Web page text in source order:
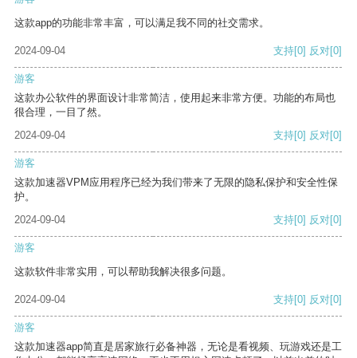
这款app的功能非常丰富，可以满足我不同的社交需求。
2024-09-04 支持[0] 反对[0]
游客
这款办公软件的界面设计非常简洁，使用起来非常方便。功能的布局也
很合理，一目了然。
2024-09-04
支持[0] 反对[0]
游客
这款加速器VPM应用程序已经为我们带来了无限的隐私保护和安全性保
护。
2024-09-04
支持[0] 反对[0]
游客
这款软件非常实用，可以帮助我解决很多问题。
2024-09-04 支持[0] 反对[0]
游客
这款加速器app简直是居家旅行必备神器，无论是看视频、玩游戏还是工